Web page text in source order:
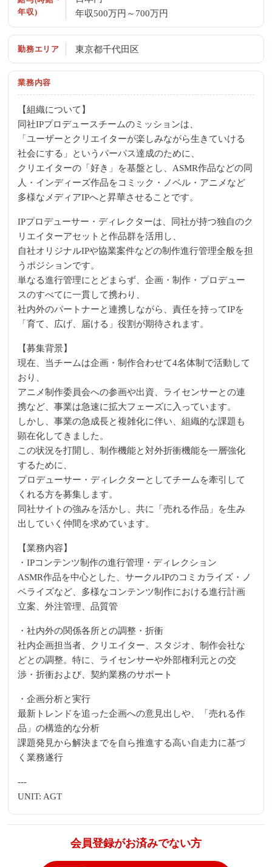
年収)
年収500万円～700万円
勤務エリア 東京都千代田区
業務内容
【組織について】
同社IPプロデュースチームのミッションは、
「ユーザーとクリエイターが楽しみながら生きていける
社会にする」というパーパス達成のために、
クリエイターの「好き」を基盤とし、ASMR作品などの同
人・インディーズ作品をコミック・ノベル・アニメなど
多様なメディアIPへと昇華させることです。
IPプロデューサー・ディレクターは、同社が持つ独自のク
リエイターアセットと作品群を活用し、
自社オリジナルIPや協業案件などの制作進行管理全般を担
うポジションです。
単なる進行管理にとどまらず、企画・制作・プロデュー
スのすべてに一貫して携わり、
社内外のパートナーと連携しながら、責任を持ってIPを
「育て、広げ、届ける」役割が期待されます。
【募集背景】
現在、当チームは企画・制作合わせて4名体制で活動して
おり、
アニメ制作委員会への参画や出資、ライセンサーとの連
携など、事業は急速に拡大フェーズに入っています。
しかし、事業の急成長と複雑化に伴い、組織的な課題も
顕在化してきました。
この状況を打開し、制作機能と対外折衝機能を一層強化
するために、
プロデューサー・ディレクターとしてチームを牽引して
くれる方を募集します。
同社サイトの強みを活かし、共に「売れる作品」を生み
出していく仲間を求めています。
【業務内容】
・IPコンテンツ制作の進行管理・ディレクション
ASMR作品を中心とした、サークルIPのコミカライズ・ノ
ベライズなど、多様なコンテンツ制作における進行計画
立案、外注管理、品質管
・社内外の関係各所との調整・折衝
社内企画担当者、クリエイター、スタジオ、制作会社な
どとの調整。特に、ライセンサーや外部権利元との交
渉・折衝および、契約業務のサポート
・企画分析と実行
最新トレンドを追った企画への意見出しや、「売れる作
品」の構造的な分析
課題発見から解決までを自ら推進する高い自走力に基づ
く業務遂行
---
UNIT: AGT
会員登録がお済みでない方